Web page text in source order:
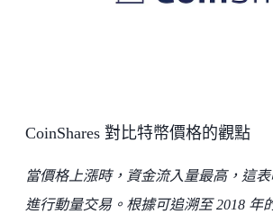
CoinShares 對比特幣價格的觀點
當價格上漲時，資金流入量最高，這
進行動量交易。根據可追溯至 2018 年